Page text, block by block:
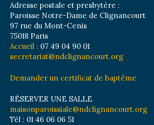
Adresse postale et presbytère :
Paroisse Notre-Dame de Clignancourt
97 rue du Mont-Cenis
75018 Paris
Accueil : 07 49 04 90 01
secretariat@ndclignancourt.org
Demander un certificat de baptême
RÉSERVER UNE SALLE
maisonparoissiale@ndclignancourt.org
Tél : 01 46 06 06 51